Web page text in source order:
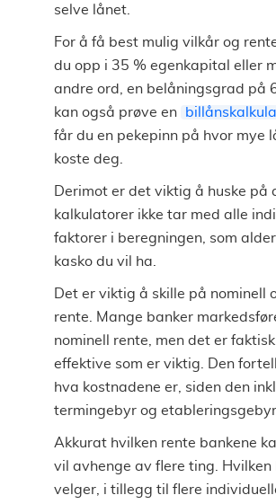
selve lånet.
For å få best mulig vilkår og
du opp i 35 % egenkapital eller
andre ord, en belåningsgrad på
kan også prøve en
får du en pekepinn på hvor mye
koste deg.
Derimot er det viktig å huske på
kalkulatorer ikke tar med alle
faktorer i beregningen, som
kasko du vil ha.
Det er viktig å skille på nominell
rente. Mange banker
nominell rente, men det er
effektive som er viktig. Den
hva kostnadene er, siden den
termingebyr og etableringsgebyr.
Akkurat hvilken rente bankene
vil avhenge av flere ting. Hvilken
velger, i tillegg til flere